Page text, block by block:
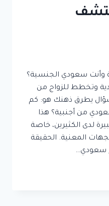
اكتشف
وأنت سعودي الجنسية؟
وتخطط للزواج من
سؤال يطرق ذهنك هو: كم
من أجنبية؟ هذا
لدى الكثيرين، خاصة
المعنية. الحقيقة
سعودي…